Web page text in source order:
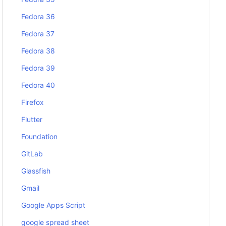
Fedora 36
Fedora 37
Fedora 38
Fedora 39
Fedora 40
Firefox
Flutter
Foundation
GitLab
Glassfish
Gmail
Google Apps Script
google spread sheet